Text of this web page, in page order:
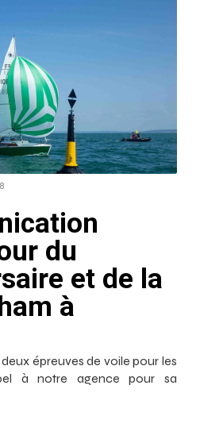
du
et de la
à
épreuves de voile pour les
à notre agence pour sa